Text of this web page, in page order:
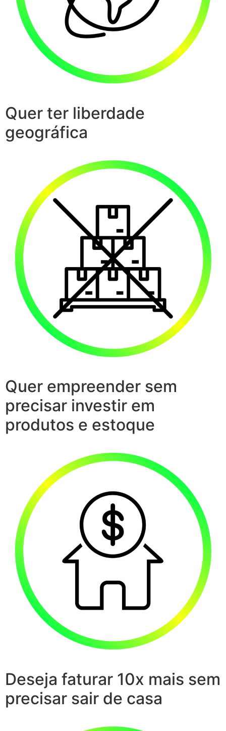
Quer ter liberdade
geográfica
Quer empreender sem
precisar investir em
produtos e estoque
Deseja faturar 10x mais sem
precisar sair de casa